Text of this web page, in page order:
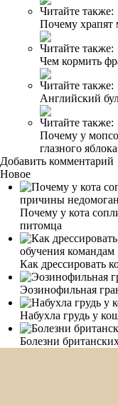
Читайте также:
Почему храпят
Читайте также:
Чем кормить
Читайте также:
Английский
Читайте также:
Почему у
глазного яблока
Добавить комментарий
Новое
Почему у кота
питомца
Как дрессировать
Эозинофильная
Набухла грудь у
Болезни